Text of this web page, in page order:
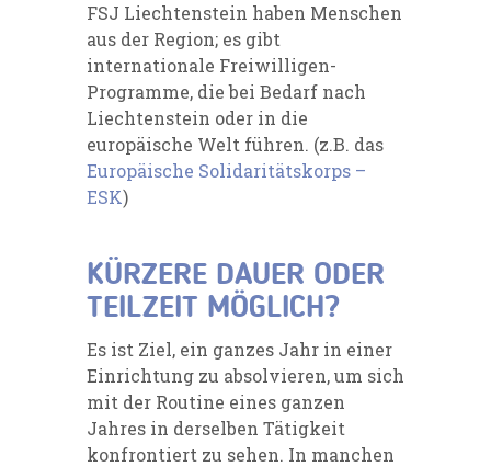
FSJ Liechtenstein haben Menschen
aus der Region; es gibt
internationale Freiwilligen-
Programme, die bei Bedarf nach
Liechtenstein oder in die
europäische Welt führen. (z.B. das
Europäische Solidaritätskorps –
ESK)
KÜRZERE DAUER ODER
TEILZEIT MÖGLICH?
Es ist Ziel, ein ganzes Jahr in einer
Einrichtung zu absolvieren, um sich
mit der Routine eines ganzen
Jahres in derselben Tätigkeit
konfrontiert zu sehen. In manchen